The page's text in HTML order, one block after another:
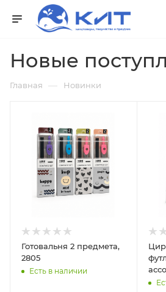
Новые
Главная — Новинки
Готовальня 2 предмета,
2805
Есть в наличии